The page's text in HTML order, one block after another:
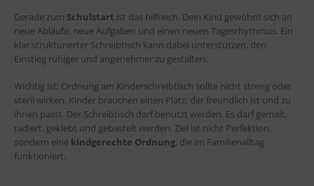
Gerade zum Schulstart ist das hilfreich. Dein Kind gewöhnt sich an
neue Abläufe, neue Aufgaben und einen neuen Tagesrhythmus. Ein
klar strukturierter Schreibtisch kann dabei unterstützen, den
Einstieg ruhiger und angenehmer zu gestalten.
Wichtig ist: Ordnung am Kinderschreibtisch sollte nicht streng oder
steril wirken. Kinder brauchen einen Platz, der freundlich ist und zu
ihnen passt. Der Schreibtisch darf benutzt werden. Es darf gemalt,
radiert, geklebt und gebastelt werden. Ziel ist nicht Perfektion,
sondern eine kindgerechte Ordnung, die im Familienalltag
funktioniert.